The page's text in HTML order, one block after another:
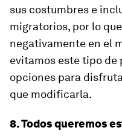
sus costumbres e
migratorios, por lo
negativamente en el
evitamos este tipo de
opciones para
que modificarla.
8. Todos queremos